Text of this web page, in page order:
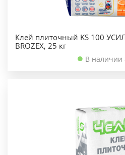
Клей плиточный KS 100
BROZEX, 25 кг
В наличии